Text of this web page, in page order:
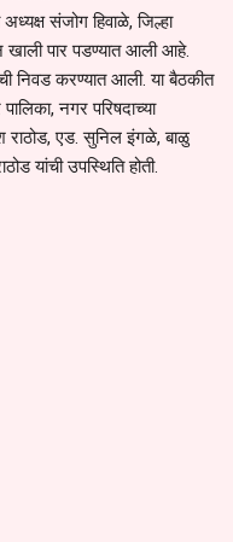
संजोग हिवाळे, जिल्हा
खाली पार पडण्यात आली आहे.
निवड करण्यात आली. या बैठकीत
नगर परिषदाच्या
राठोड, एड. सुनिल इंगळे, बाळु
यांची उपस्थिति होती.